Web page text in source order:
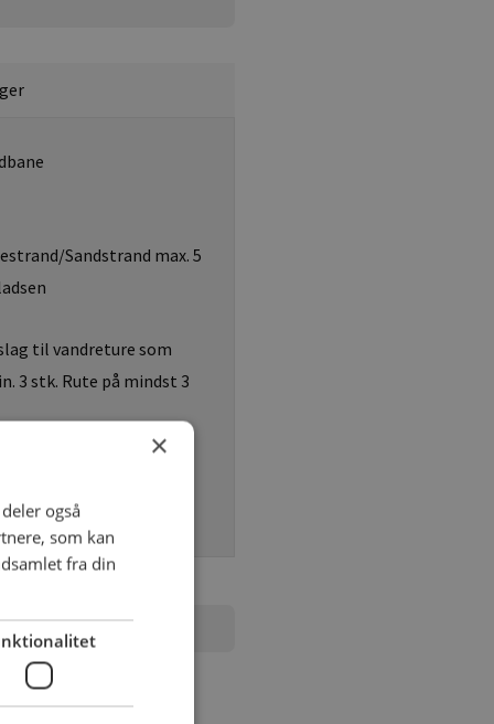
Sandstrand max. 5
til vandreture som
3 stk. Rute på mindst 3
×
også
som kan
fra din